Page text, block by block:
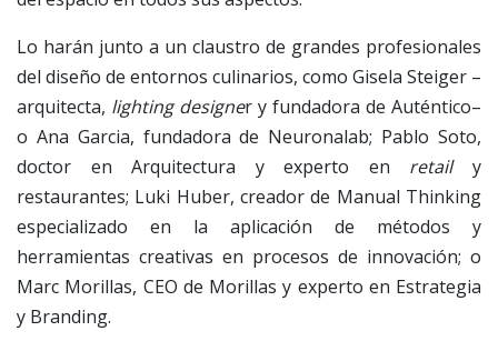
Lo harán junto a un claustro de grandes profesionales
del diseño de entornos culinarios, como Gisela Steiger –
arquitecta, lighting designer y fundadora de Auténtico–
o Ana Garcia, fundadora de Neuronalab; Pablo Soto,
doctor en Arquitectura y experto en retaily
restaurantes; Luki Huber, creador de Manual Thinking
especializado en la aplicación de métodos y
herramientas creativas en procesos de innovación; o
Marc Morillas, CEO de Morillas y experto en Estrategia
y Branding.